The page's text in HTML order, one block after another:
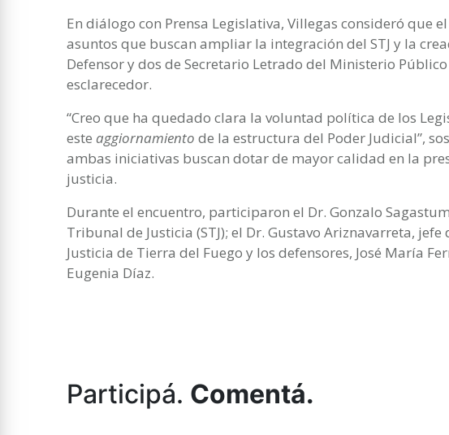
En diálogo con Prensa Legislativa, Villegas consideró que
asuntos que buscan ampliar la integración del STJ y la
Defensor y dos de Secretario Letrado del Ministerio
esclarecedor.
“Creo que ha quedado clara la voluntad política de los
este aggiornamiento de la estructura del Poder Judicial”,
ambas iniciativas buscan dotar de mayor calidad en la
justicia.
Durante el encuentro, participaron el Dr. Gonzalo
Tribunal de Justicia (STJ); el Dr. Gustavo Ariznavarreta, jefe
Justicia de Tierra del Fuego y los defensores, José María
Eugenia Díaz.
Participá. Comentá.